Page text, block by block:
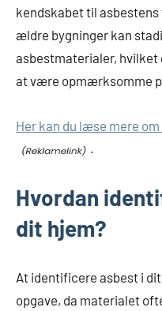
kendskabet til
ældre bygninger kan
asbestmaterialer, hvilket
at være opmærksomme
Her kan du læse mere
.
Hvordan
dit hjem?
At identificere asbest i
opgave, da materialet